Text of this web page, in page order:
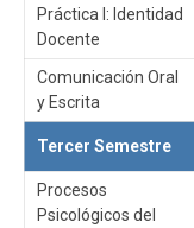
Práctica I: Identidad
Docente
Comunicación Oral
y Escrita
Tercer Semestre
Procesos
Psicológicos del